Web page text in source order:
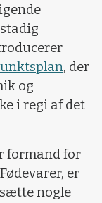
, der
og
i regi af det
formand for
er
nogle